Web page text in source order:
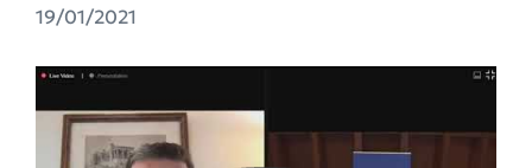
19/01/2021